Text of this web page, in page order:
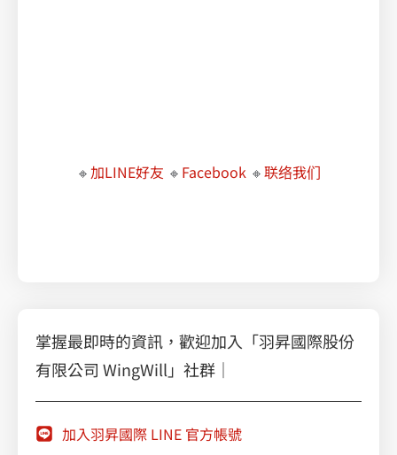
🔸加LINE好友 🔸 Facebook 🔸联络我们
掌握最即時的資訊，歡迎加入「羽昇國際股份
有限公司 WingWill」社群｜
加入羽昇國際 LINE 官方帳號